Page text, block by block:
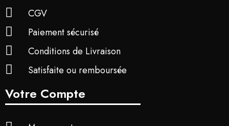
CGV
Paiement sécurisé
Conditions de Livraison
Satisfaite ou remboursée
Votre Compte